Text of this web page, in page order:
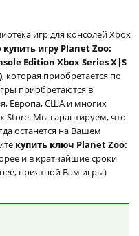
игр для консолей Xbox
купить игру Planet Zoo:
Edition Xbox Series X|S
, которая приобретается по
приобретаются в
Европа, США и многих
Store. Мы гарантируем, что
останется на Вашем
купить ключ Planet Zoo:
и в кратчайшие сроки
приятной Вам игры)